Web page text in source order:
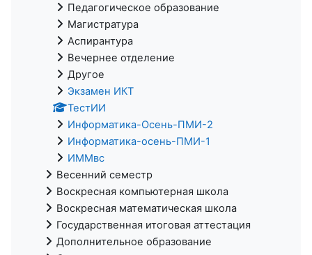
Педагогическое образование
Магистратура
Аспирантура
Вечернее отделение
Другое
Экзамен ИКТ
ТестИИ
Информатика-Осень-ПМИ-2
Информатика-осень-ПМИ-1
ИММвс
Весенний семестр
Воскресная компьютерная школа
Воскресная математическая школа
Государственная итоговая аттестация
Дополнительное образование